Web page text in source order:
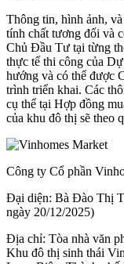
Thông tin, hình ảnh,
tính chất tương đối và
Chủ Đầu Tư tại từng
thực tế thi công của
hướng và có thể được
trình triển khai. Các
cụ thể tại Hợp đồng
của khu đô thị sẽ theo
Công ty Cổ phần
Đại diện: Bà Đào Thị
ngày 20/12/2025)
Địa chỉ: Tòa nhà văn
Khu đô thị sinh thái